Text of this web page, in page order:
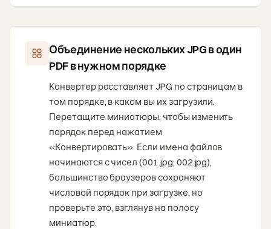
Объединение нескольких JPG в один
PDF в нужном порядке
Конвертер расставляет JPG по страницам в
том порядке, в каком вы их загрузили.
Перетащите миниатюры, чтобы изменить
порядок перед нажатием
«Конвертировать». Если имена файлов
начинаются с чисел (001.jpg, 002.jpg),
большинство браузеров сохраняют
числовой порядок при загрузке, но
проверьте это, взглянув на полосу
миниатюр.